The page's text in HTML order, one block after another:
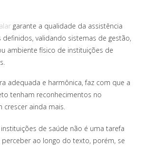
garante a qualidade da assistência
validando sistemas de gestão,
ambiente físico de instituições de
adequada e harmônica, faz com que a
tenham reconhecimentos no
crescer ainda mais.
de saúde não é uma tarefa
ao longo do texto, porém, se